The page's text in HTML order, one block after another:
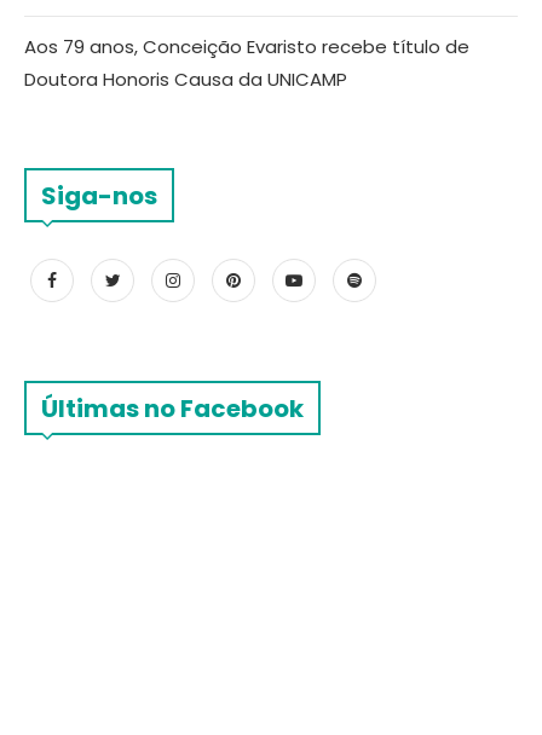
Aos 79 anos, Conceição Evaristo recebe título de
Doutora Honoris Causa da UNICAMP
Siga-nos
Últimas no Facebook